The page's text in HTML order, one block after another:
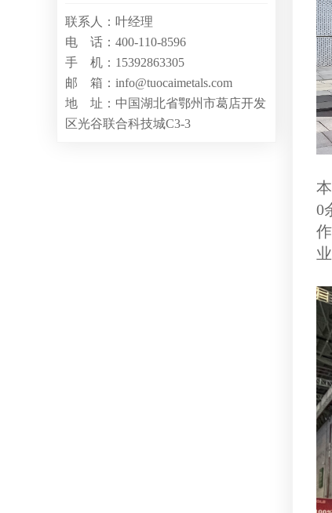
联系人：叶经理
电 话：400-110-8596
手 机：15392863305
邮 箱：info@tuocaimetals.com
地 址：中国湖北省鄂州市葛店开发
区光谷联合科技城C3-3
0